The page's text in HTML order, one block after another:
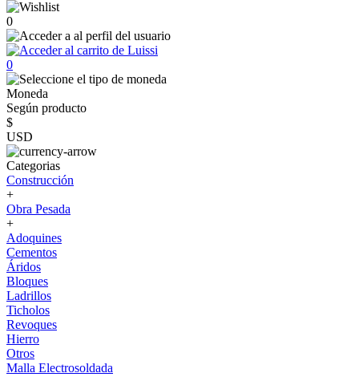
0
0
Moneda
Según producto
$
USD
Categorias
Construcción
+
Obra Pesada
+
Adoquines
Cementos
Áridos
Bloques
Ladrillos
Ticholos
Revoques
Hierro
Otros
Malla Electrosoldada